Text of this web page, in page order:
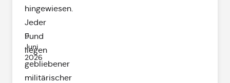
9.
Juni
2026
hingewiesen.
Jeder
Fund
liegen
gebliebener
militärischer